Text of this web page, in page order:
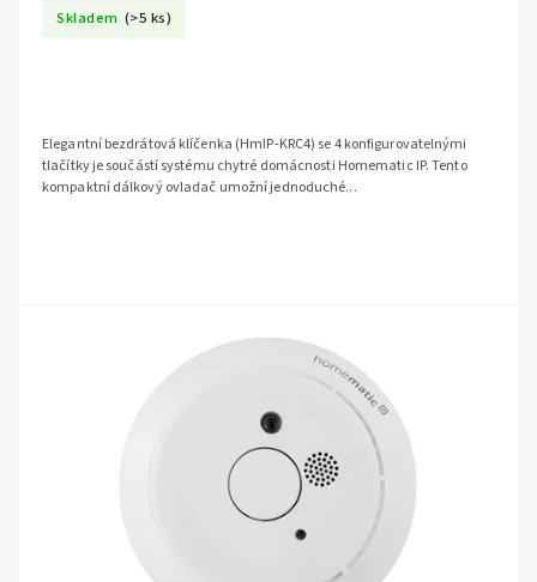
Skladem (>5 ks)
Elegantní bezdrátová klíčenka (HmIP-KRC4) se 4 konfigurovatelnými
tlačítky je součástí systému chytré domácnosti Homematic IP. Tento
kompaktní dálkový ovladač umožní jednoduché...